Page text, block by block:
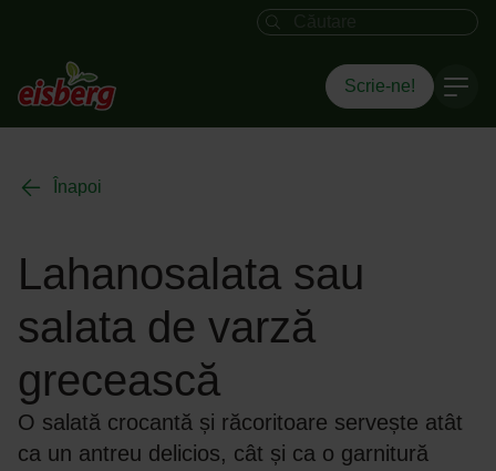
Câmpul de căutare
Scrie-ne!
Înapoi
Lahanosalata sau
salata de varză
grecească
O salată crocantă și răcoritoare servește atât
ca un antreu delicios, cât și ca o garnitură